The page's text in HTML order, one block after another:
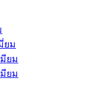
ยม
ยม
ยม